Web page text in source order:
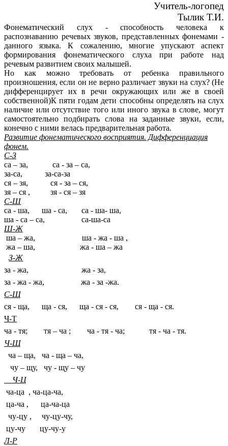
Учитель-логопед
Тылик Т.И.
Фонематический слух - способность человека к
распознаванию речевых звуков, представленных фонемами -
данного языка. К сожалению, многие упускают аспект
формирования фонематического слуха при работе над
речевым развитием своих малышей.
Но как можно требовать от ребенка правильного
произношения, если он не верно различает звуки на слух? (Не
дифференцирует их в речи окружающих или же в своей
собственной)К пяти годам дети способны определять на слух
наличие или отсутствие того или иного звука в слове, могут
самостоятельно подбирать слова на заданные звуки, если,
конечно с ними велась предварительная работа.
Развитие фонематического восприятия. Дифференциация
фонем.
С-З
са – за, са - за – са,
за-са, за-са-за
ся – зя, ся - за – ся,
зя – ся , зя - ся – зя
С-Ш
са - ша, ша - са, са - ша- ша,
ша - са – са, са-ша-са
Ш-Ж
ша – жа, ша - жа - ша ,
жа – ша, жа - ша – жа
З-Ж
за - жа, жа - за,
за - жа - жа, жа - за -жа.
С-Щ
ся - ща, ща - ся, ща - ся - ся, ся - ща - ся.
Ч-Т
ча - тя; тя – ча ; ча - тя - ча; тя - ча - тя.
Ч-Щ
ча – ща, ча - ща – ча,
чу – щу, чу - щу – чу
Ч-Ц
ча-ца , ча-ца-ча,
ца-ча , ца-ча-ца
чу-цу , чу-цу-чу,
цу-чу цу-чу-у
Л-Р